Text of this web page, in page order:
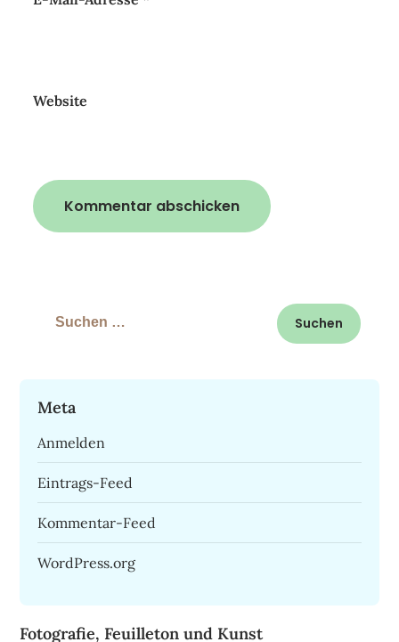
Website
Suchen
Meta
Anmelden
Eintrags-Feed
Kommentar-Feed
WordPress.org
Fotografie, Feuilleton und Kunst